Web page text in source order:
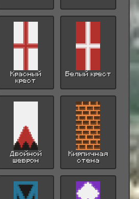
Красный
крест
Белый крест
Двойной
шеврон
Кирпичная
стена